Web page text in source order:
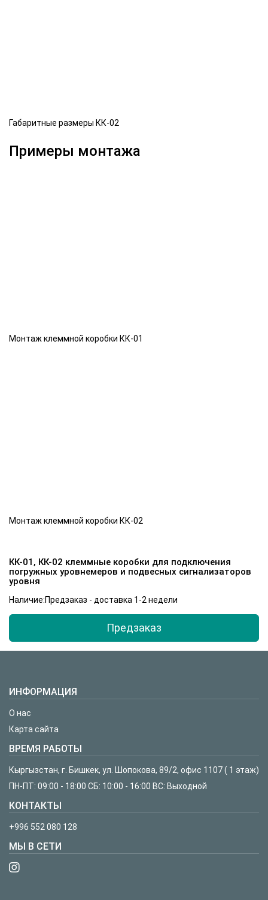
Габаритные размеры КК-02
Примеры монтажа
Монтаж клеммной коробки КК-01
Монтаж клеммной коробки КК-02
КК-01, КК-02 клеммные коробки для подключения
погружных уровнемеров и подвесных сигнализаторов
уровня
Наличие:Предзаказ - доставка 1-2 недели
Предзаказ
ИНФОРМАЦИЯ
О нас
Карта сайта
ВРЕМЯ РАБОТЫ
Кыргызстан, г. Бишкек, ул. Шопокова, 89/2, офис 1107 ( 1 этаж)
ПН-ПТ: 09:00 - 18:00 СБ: 10:00 - 16:00 ВС: Выходной
КОНТАКТЫ
+996 552 080 128
МЫ В СЕТИ